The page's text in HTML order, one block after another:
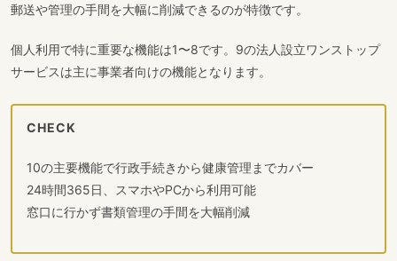
郵送や管理の手間を大幅に削減できるのが特徴です。
個人利用で特に重要な機能は1〜8です。9の法人設立ワンストップ
サービスは主に事業者向けの機能となります。
CHECK
10の主要機能で行政手続きから健康管理までカバー
24時間365日、スマホやPCから利用可能
窓口に行かず書類管理の手間を大幅削減